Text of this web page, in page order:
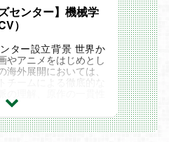
センター】機械学
）
ター設立背景 世界か
やアニメをはじめとし
外展開においては、
チームによる徹底的な
ール制定、写植作業者